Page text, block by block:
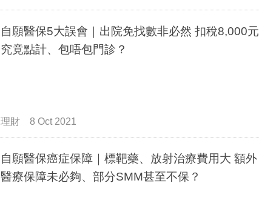
自願醫保5大誤會｜出院免找數非必然 扣稅8,000元
究竟點計、包唔包門診？
理財 8 Oct 2021
自願醫保癌症保障｜標靶藥、放射治療費用大 額外
醫療保障未必夠、部分SMM甚至不保？